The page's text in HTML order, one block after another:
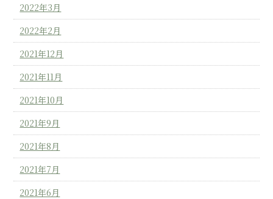
2022年3月
2022年2月
2021年12月
2021年11月
2021年10月
2021年9月
2021年8月
2021年7月
2021年6月